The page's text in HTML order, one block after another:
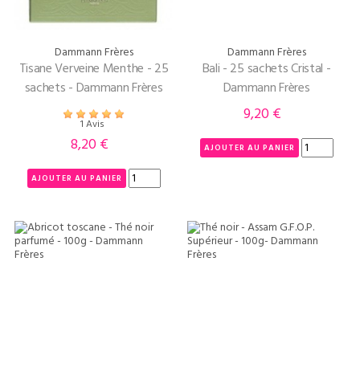
Dammann Frères
Tisane Verveine Menthe - 25
sachets - Dammann Frères
1 Avis
Prix
8,20 €
AJOUTER AU PANIER
Dammann Frères
Bali - 25 sachets Cristal -
Dammann Frères
Prix
9,20 €
AJOUTER AU PANIER